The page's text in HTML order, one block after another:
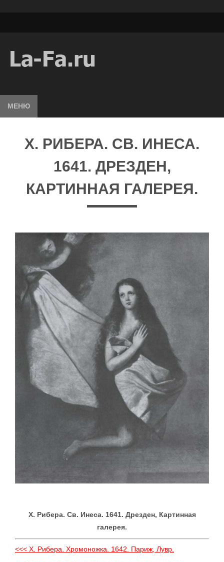
МЕНЮ
X. РИБЕРА. СВ. ИНЕСА.
1641. ДРЕЗДЕН,
КАРТИННАЯ ГАЛЕРЕЯ.
X. Рибера. Св. Инеса. 1641. Дрезден, Картинная
галерея.
<<< X. Рибера. Хромоножка. 1642. Париж, Лувр.